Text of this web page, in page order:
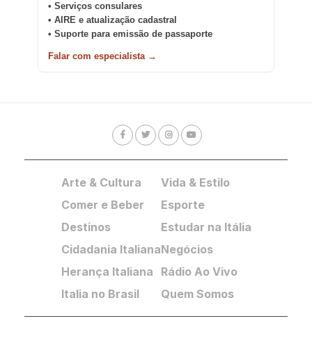
• Serviços consulares
• AIRE e atualização cadastral
• Suporte para emissão de passaporte
Falar com especialista →
Arte & Cultura
Comer e Beber
Destinos
Cidadania Italiana
Herança Italiana
Italia no Brasil
Vida & Estilo
Esporte
Estudar na Itália
Negócios
Rádio Ao Vivo
Quem Somos